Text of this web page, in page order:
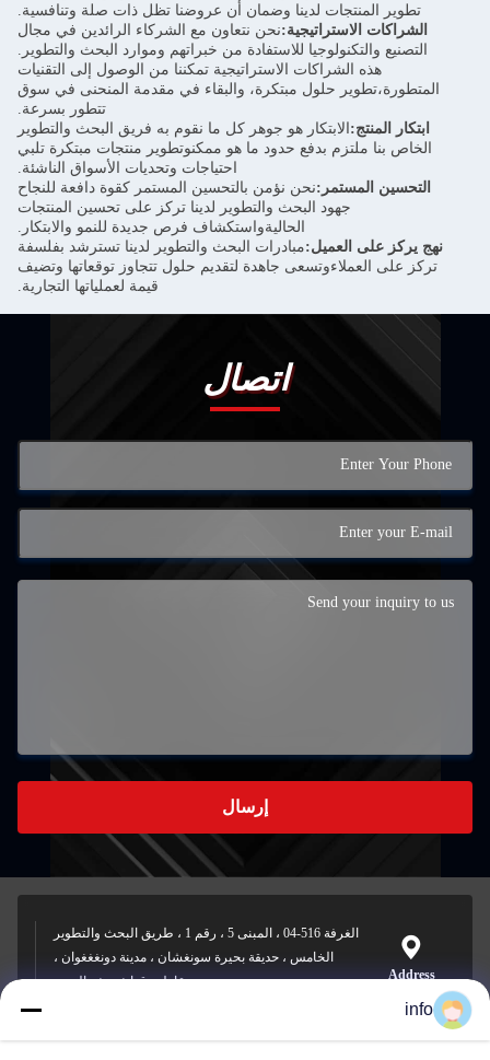
تطوير المنتجات لدينا وضمان أن عروضنا تظل ذات صلة وتنافسية.
الشراكات الاستراتيجية:نحن نتعاون مع الشركاء الرائدين في مجال
التصنيع والتكنولوجيا للاستفادة من خبراتهم وموارد البحث والتطوير.
هذه الشراكات الاستراتيجية تمكننا من الوصول إلى التقنيات
المتطورة،تطوير حلول مبتكرة، والبقاء في مقدمة المنحنى في سوق
تتطور بسرعة.
ابتكار المنتج: الابتكار هو جوهر كل ما نقوم به فريق البحث والتطوير
الخاص بنا ملتزم بدفع حدود ما هو ممكنوتطوير منتجات مبتكرة تلبي
احتياجات وتحديات الأسواق الناشئة.
التحسين المستمر:نحن نؤمن بالتحسين المستمر كقوة دافعة للنجاح
جهود البحث والتطوير لدينا تركز على تحسين المنتجات
الحاليةواستكشاف فرص جديدة للنمو والابتكار.
نهج يركز على العميل:مبادرات البحث والتطوير لدينا تسترشد بفلسفة
تركز على العملاءوتسعى جاهدة لتقديم حلول تتجاوز توقعاتها وتضيف
قيمة لعملياتها التجارية.
اتصال
إرسال
Address
الغرفة 516-04 ، المبنى 5 ، رقم 1 ، طريق البحث والتطوير
الخامس ، حديقة بحيرة سونغشان ، مدينة دونغغغوان ،
مقاطعة قوانغدونغ ، الصين
info